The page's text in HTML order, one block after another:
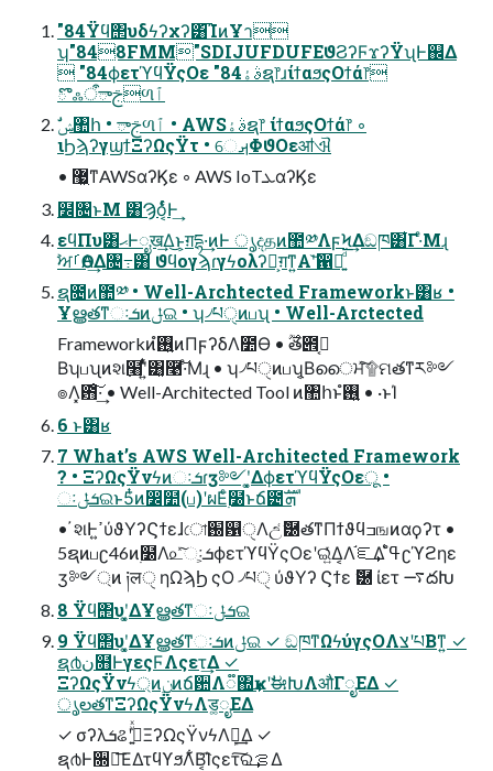
"84Ϋϥ΢υδϟʔχʔ͸͡ΊͷҰา
ʮ"848FMM"SDIJUFDUFEϑϨʔϜϫʔΫʯͰ஌Δ
 "84ϕετϓϥΫςΟε "84ࣄۀຊ෦ɹίϯαϧςΟϯά෦
ొஃऀࢢాળٱ
ιϦϡʔγϣϯΞʔΩςΫτ • େࡕΦϑΟεॴଐ
• ޷͖ͳAWSαʔϏε ◦ AWS IoTܥαʔϏε
໼৔ͱΜ ͸Ϡό͔ͬͨͨͰ͢
εϥΠυ͸ޙͰೖख͢Δ͜ͱ͕ग़དྷ·͢ͷͰ ൃදதͷ಺༰ΛϝϞ͢Δඞཁ͸͋Γ·ͤΜɻ
ࣸਅࡱӨΛ͢Δ৔߹͸ ϑϥογϡɾγϟολʔԻ͕ग़ͳ͍Α͏ʹ͝഑ྀ͍ͩ͘͞
ຊ೔ͷ಺༰ • Well-Archtected Frameworkͱ͸ʁ •
Ұൠతͳઃܭͷݪଇ • ʮ৴པੑͷபʯ • Well-Arctected
Frameworkͷ࢖͍ํͷΠϝʔδΛ೺Ѳ • ࣌ؒత౎߹͔
Βʮபʯͷશ߲໨ʹ͍ͭͯ͸͓࿩͠·ͤΜɻ • ʮ৴པੑͷபʯ͔Βൈਮͯ͠۩ମతͳར༻
๏Λ͓఻͑͠·͢ • Well-Architected Tool ͷ঺հͱ࢖͍ํ • ·ͱΊ
6 ͱ͸ʁ
7 What’s AWS Well-Architected Framework
? • ΞʔΩςΫνϟͷઃܭɾӡ༻ʹ͓͚ΔϕετϓϥΫςΟεू •
ઃܭݪଇͱ5ͭͷ෼໺(ப)ʹผΕ࣭ͨ໰ͱճ౴ܗࣜ
• ҆શͰߴ͍ύϑΥʔϚϯεɺো֐଱ੑΛඋ͑ޮ཰తͳΠϯϑϥߏஙͷαϙʔτ •
5ຊͷபʗ46ͷ࣭໰Λ௨ͯ͠ઃܭ͕ϕετϓϥΫςΟεʹଇ͍ͬͯΔ͔Λ֬ೝ͢Δ ߟ͑ํʗϓϩηε
ӡ༻্ͷ ༏लੑ ηΩϡϦ ςΟ ৴པੑ ύϑΥʔ Ϛϯε ޮ཰ ίετ ࠷దԽ
8 Ϋϥ΢υʹ͓͚ΔҰൠతͳઃܭݪଇ
9 Ϋϥ΢υʹ͓͚ΔҰൠతͳઃܭͷݪଇ ✓ ඞཁͳΩϟύγςΟΛצʹཔΒͳ͍ ✓
ຊ൪ن໛ͰγεςϜΛςετ͢Δ ✓
ΞʔΩςΫνϟ্ͷ࣮ݧͷճ਺Λ૿΍͢ҝʹࣗಈԽΛऔΓೖΕΔ ✓
ൃలతͳΞʔΩςΫνϟΛड͚ೖΕΔ
✓ σʔλܭଌʹج͍ͮͯΞʔΩςΫνϟΛܾఆ͢Δ ✓
ຊ൪Ͱ૝ఆ͞ΕΔτϥϒϧΛ͋Β͔͡Ίςετ͠ରࡦ͢Δ